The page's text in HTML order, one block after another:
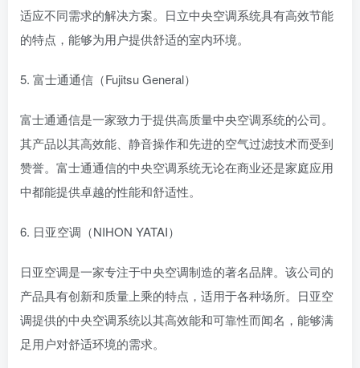
适应不同需求的解决方案。日立中央空调系统具有高效节能
的特点，能够为用户提供舒适的室内环境。
5. 富士通通信（Fujitsu General）
富士通通信是一家致力于提供高质量中央空调系统的公司。
其产品以其高效能、静音操作和先进的空气过滤技术而受到
赞誉。富士通通信的中央空调系统无论在商业还是家庭应用
中都能提供卓越的性能和舒适性。
6. 日亚空调（NIHON YATAI）
日亚空调是一家专注于中央空调制造的著名品牌。该公司的
产品具有创新和质量上乘的特点，适用于各种场所。日亚空
调提供的中央空调系统以其高效能和可靠性而闻名，能够满
足用户对舒适环境的需求。